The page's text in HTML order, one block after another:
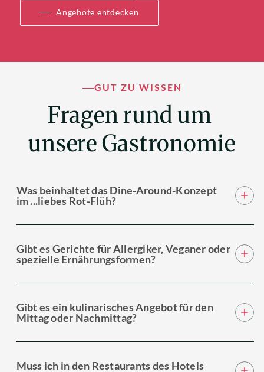
Angebote entdecken
GUT ZU WISSEN
Fragen rund um
unsere Gastronomie
Was beinhaltet das Dine-Around-Konzept
im ...liebes Rot-Flüh?
Gibt es Gerichte für Allergiker, Veganer oder
spezielle Ernährungsformen?
Gibt es ein kulinarisches Angebot für den
Mittag oder Nachmittag?
Muss ich in den Restaurants des Hotels